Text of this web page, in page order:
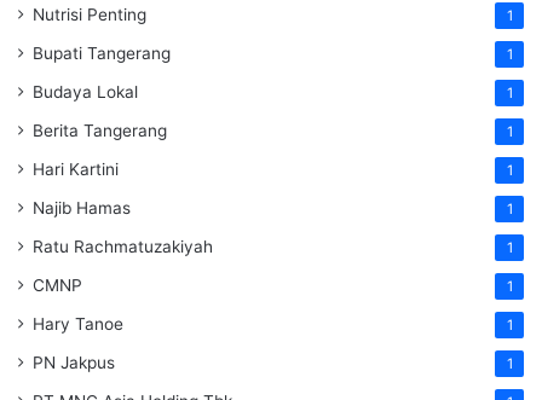
Nutrisi Penting 1
Bupati Tangerang 1
Budaya Lokal 1
Berita Tangerang 1
Hari Kartini 1
Najib Hamas 1
Ratu Rachmatuzakiyah 1
CMNP 1
Hary Tanoe 1
PN Jakpus 1